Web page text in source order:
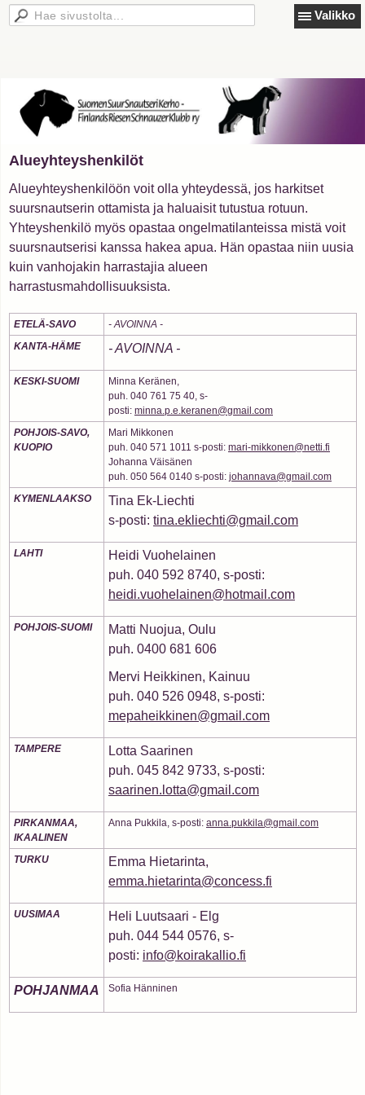
Valikko
Alueyhteyshenkilöt
Alueyhteyshenkilöön voit olla yhteydessä, jos harkitset
suursnautserin ottamista ja haluaisit tutustua rotuun.
Yhteyshenkilö myös opastaa ongelmatilanteissa mistä voit
suursnautserisi kanssa hakea apua. Hän opastaa niin uusia
kuin vanhojakin harrastajia alueen
harrastusmahdollisuuksista.
ETELÄ-SAVO
- AVOINNA -
KANTA-HÄME
- AVOINNA -
KESKI-SUOMI
Minna Keränen,
puh. 040 761 75 40, s-
posti: minna.p.e.keranen@gmail.com
POHJOIS-SAVO,
KUOPIO
Mari Mikkonen
puh. 040 571 1011 s-posti: mari-mikkonen@netti.fi
Johanna Väisänen
puh. 050 564 0140 s-posti: johannava@gmail.com
KYMENLAAKSO
Tina Ek-Liechti
s-posti: tina.ekliechti@gmail.com
LAHTI
Heidi Vuohelainen
puh. 040 592 8740, s-posti:
heidi.vuohelainen@hotmail.com
POHJOIS-SUOMI
Matti Nuojua, Oulu
puh. 0400 681 606
Mervi Heikkinen, Kainuu
puh. 040 526 0948, s-posti:
mepaheikkinen@gmail.com
TAMPERE
Lotta Saarinen
puh. 045 842 9733, s-posti:
saarinen.lotta@gmail.com
PIRKANMAA,
IKAALINEN
Anna Pukkila, s-posti: anna.pukkila@gmail.com
TURKU
Emma Hietarinta,
emma.hietarinta@concess.fi
UUSIMAA
Heli Luutsaari - Elg
puh. 044 544 0576, s-
posti: info@koirakallio.fi
POHJANMAA Sofia Hänninen